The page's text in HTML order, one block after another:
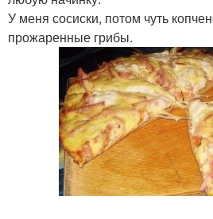
У меня сосиски, потом чуть
прожаренные грибы.